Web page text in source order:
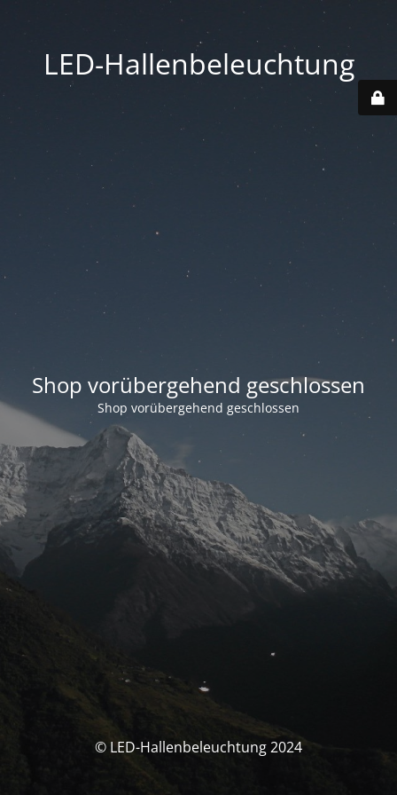
LED-Hallenbeleuchtung
Shop vorübergehend geschlossen
Shop vorübergehend geschlossen
© LED-Hallenbeleuchtung 2024